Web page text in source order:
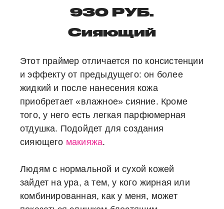
930 РУБ.
Сияющий
Этот праймер отличается по консистенции
и эффекту от предыдущего: он более
жидкий и после нанесения кожа
приобретает «влажное» сияние. Кроме
того, у него есть легкая парфюмерная
отдушка. Подойдет для создания
сияющего макияжа.
Людям с нормальной и сухой кожей
зайдет на ура, а тем, у кого жирная или
комбинированная, как у меня, может